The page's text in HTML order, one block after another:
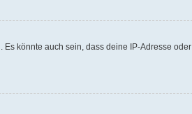
könnte auch sein, dass deine IP-Adresse